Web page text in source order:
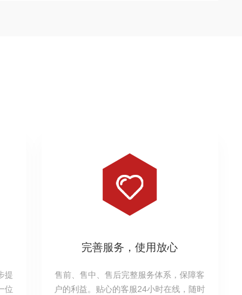
提
位
完善服务，使用放心
售前、售中、售后完整服务体系，保障客
户的利益。贴心的客服24小时在线，随时